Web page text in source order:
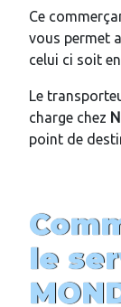
Ce
vous permet
celui ci soit
Le
charge chez
point de
le